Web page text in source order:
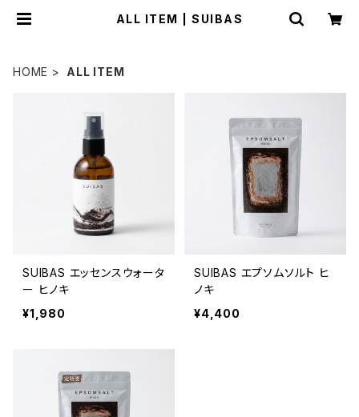
ALL ITEM | SUIBAS
HOME ALL ITEM
SUIBAS エッセンスウォータ
ー ヒノキ
¥1,980
SUIBAS エプソムソルト ヒ
ノキ
¥4,400